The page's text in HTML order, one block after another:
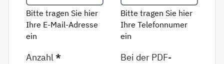
Bitte tragen Sie hier
Ihre E-Mail-Adresse
ein
Bitte tragen Sie hier
Ihre Telefonnumer
ein
Anzahl*
Bei der PDF-